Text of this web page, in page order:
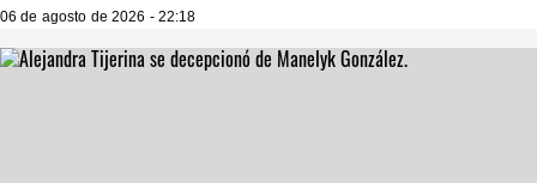
06 de agosto de 2026 - 22:18